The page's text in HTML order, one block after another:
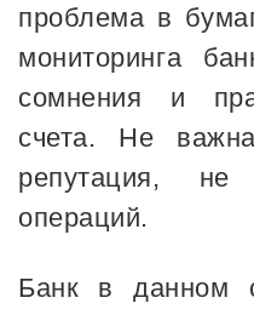
проблема в
мониторинга
сомнения и
счета. Не
репутация, не
операций.
Банк в данном